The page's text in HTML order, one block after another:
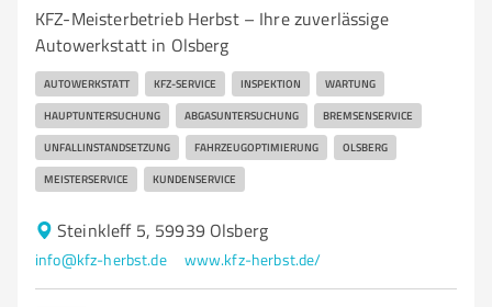
KFZ-Meisterbetrieb Herbst – Ihre zuverlässige
Autowerkstatt in Olsberg
AUTOWERKSTATT KFZ-SERVICE INSPEKTION WARTUNG
HAUPTUNTERSUCHUNG ABGASUNTERSUCHUNG BREMSENSERVICE
UNFALLINSTANDSETZUNG FAHRZEUGOPTIMIERUNG OLSBERG
MEISTERSERVICE KUNDENSERVICE
Steinkleff 5, 59939 Olsberg
info@kfz-herbst.de www.kfz-herbst.de/